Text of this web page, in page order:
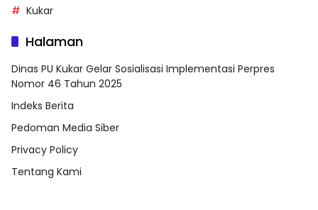
Kukar
Halaman
Dinas PU Kukar Gelar Sosialisasi Implementasi Perpres
Nomor 46 Tahun 2025
Indeks Berita
Pedoman Media Siber
Privacy Policy
Tentang Kami